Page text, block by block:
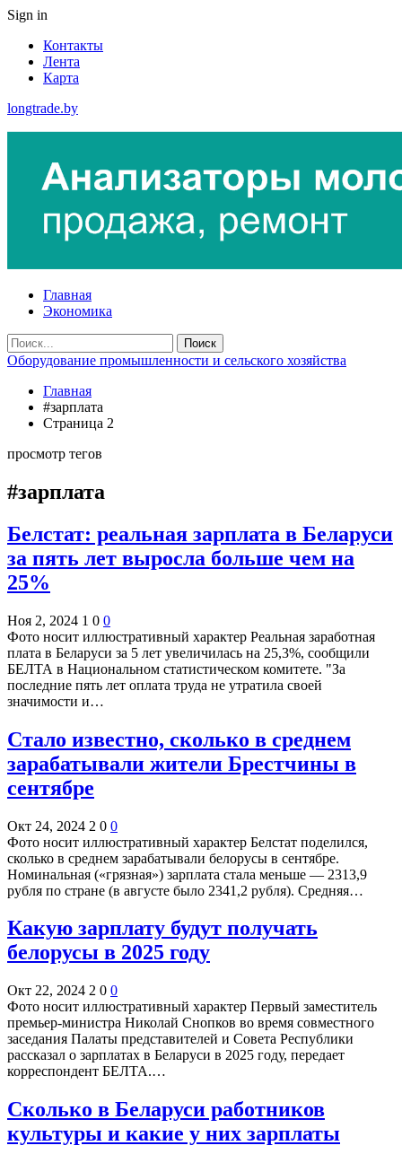
Sign in
Контакты
Лента
Карта
longtrade.by
Главная
Экономика
Оборудование промышленности и сельского хозяйства
Главная
#зарплата
Страница 2
просмотр тегов
#зарплата
Белстат: реальная зарплата в Беларуси
за пять лет выросла больше чем на
25%
Ноя 2, 2024 1 0 0
Фото носит иллюстративный характер Реальная заработная
плата в Беларуси за 5 лет увеличилась на 25,3%, сообщили
БЕЛТА в Национальном статистическом комитете. "За
последние пять лет оплата труда не утратила своей
значимости и…
Стало известно, сколько в среднем
зарабатывали жители Брестчины в
сентябре
Окт 24, 2024 2 0 0
Фото носит иллюстративный характер Белстат поделился,
сколько в среднем зарабатывали белорусы в сентябре.
Номинальная («грязная») зарплата стала меньше — 2313,9
рубля по стране (в августе было 2341,2 рубля). Средняя…
Какую зарплату будут получать
белорусы в 2025 году
Окт 22, 2024 2 0 0
Фото носит иллюстративный характер Первый заместитель
премьер-министра Николай Снопков во время совместного
заседания Палаты представителей и Совета Республики
рассказал о зарплатах в Беларуси в 2025 году, передает
корреспондент БЕЛТА.…
Сколько в Беларуси работников
культуры и какие у них зарплаты